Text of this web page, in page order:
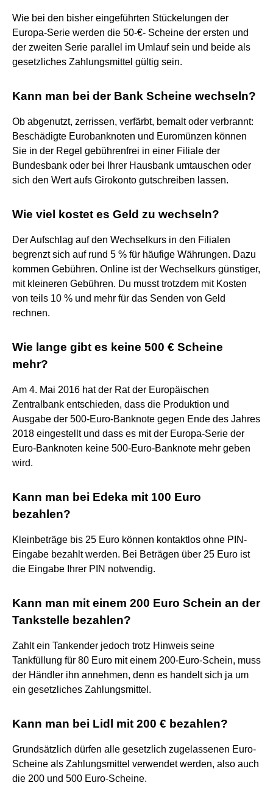
Wie bei den bisher eingeführten Stückelungen der
Europa-Serie werden die 50-€- Scheine der ersten und
der zweiten Serie parallel im Umlauf sein und beide als
gesetzliches Zahlungsmittel gültig sein.
Kann man bei der Bank Scheine wechseln?
Ob abgenutzt, zerrissen, verfärbt, bemalt oder verbrannt:
Beschädigte Eurobanknoten und Euromünzen können
Sie in der Regel gebührenfrei in einer Filiale der
Bundesbank oder bei Ihrer Hausbank umtauschen oder
sich den Wert aufs Girokonto gutschreiben lassen.
Wie viel kostet es Geld zu wechseln?
Der Aufschlag auf den Wechselkurs in den Filialen
begrenzt sich auf rund 5 % für häufige Währungen. Dazu
kommen Gebühren. Online ist der Wechselkurs günstiger,
mit kleineren Gebühren. Du musst trotzdem mit Kosten
von teils 10 % und mehr für das Senden von Geld
rechnen.
Wie lange gibt es keine 500 € Scheine
mehr?
Am 4. Mai 2016 hat der Rat der Europäischen
Zentralbank entschieden, dass die Produktion und
Ausgabe der 500-Euro-Banknote gegen Ende des Jahres
2018 eingestellt und dass es mit der Europa-Serie der
Euro-Banknoten keine 500-Euro-Banknote mehr geben
wird.
Kann man bei Edeka mit 100 Euro
bezahlen?
Kleinbeträge bis 25 Euro können kontaktlos ohne PIN-
Eingabe bezahlt werden. Bei Beträgen über 25 Euro ist
die Eingabe Ihrer PIN notwendig.
Kann man mit einem 200 Euro Schein an der
Tankstelle bezahlen?
Zahlt ein Tankender jedoch trotz Hinweis seine
Tankfüllung für 80 Euro mit einem 200-Euro-Schein, muss
der Händler ihn annehmen, denn es handelt sich ja um
ein gesetzliches Zahlungsmittel.
Kann man bei Lidl mit 200 € bezahlen?
Grundsätzlich dürfen alle gesetzlich zugelassenen Euro-
Scheine als Zahlungsmittel verwendet werden, also auch
die 200 und 500 Euro-Scheine.